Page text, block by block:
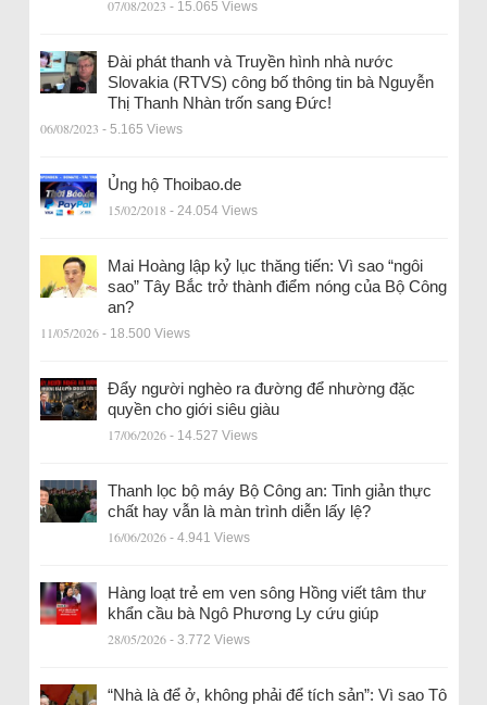
07/08/2023 - 15.065 Views
Đài phát thanh và Truyền hình nhà nước
Slovakia (RTVS) công bố thông tin bà Nguyễn
Thị Thanh Nhàn trốn sang Đức!
06/08/2023 - 5.165 Views
Ủng hộ Thoibao.de
15/02/2018 - 24.054 Views
Mai Hoàng lập kỷ lục thăng tiến: Vì sao “ngôi
sao” Tây Bắc trở thành điểm nóng của Bộ Công
an?
11/05/2026 - 18.500 Views
Đẩy người nghèo ra đường để nhường đặc
quyền cho giới siêu giàu
17/06/2026 - 14.527 Views
Thanh lọc bộ máy Bộ Công an: Tinh giản thực
chất hay vẫn là màn trình diễn lấy lệ?
16/06/2026 - 4.941 Views
Hàng loạt trẻ em ven sông Hồng viết tâm thư
khẩn cầu bà Ngô Phương Ly cứu giúp
28/05/2026 - 3.772 Views
“Nhà là để ở, không phải để tích sản”: Vì sao Tô